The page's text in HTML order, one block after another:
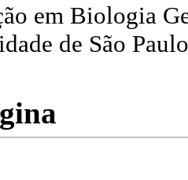
em Biologia
de São